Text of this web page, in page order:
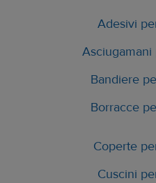
Come
Adesivi
Asciugamani
Bandiere
Borracce
Coperte
Cuscini